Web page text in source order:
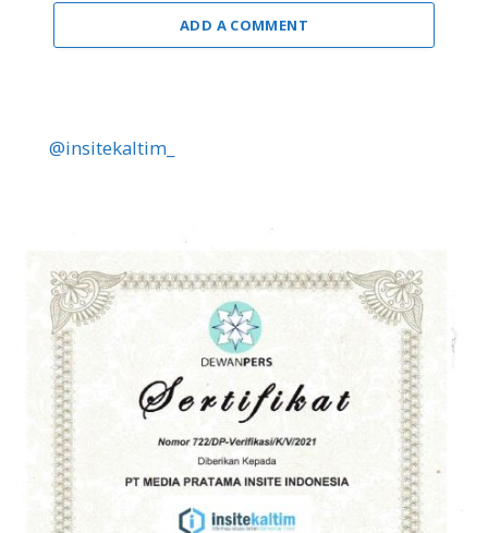
ADD A COMMENT
@insitekaltim_